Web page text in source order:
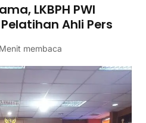
LKBPH PWI
Ahli Pers
membaca